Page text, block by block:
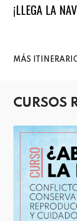
¡LLEGA LA
MÁS
CURSOS